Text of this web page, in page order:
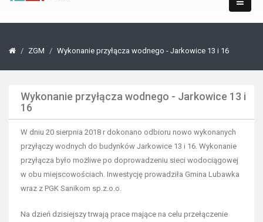
ZGM Wykonanie przyłącza wodnego - Jarkowice 13 i 16
Wykonanie przyłącza wodnego - Jarkowice 13 i
16
W dniu 20 sierpnia 2018 r dokonano odbioru nowo wykonanych
przyłączy wodnych do budynków Jarkowice 13 i 16. Wykonanie
przyłącza było możliwe po doprowadzeniu sieci wodociągowej
w obu miejscowościach. Inwestycję prowadziła Gmina Lubawka
wraz z PGK Sanikom sp.z.o.o.
Na dzień dzisiejszy trwają prace mające na celu przełączenie